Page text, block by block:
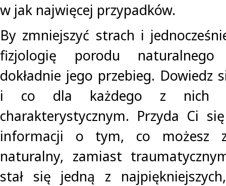
w jak najwięcej przypadków.
By zmniejszyć strach i
fizjologię porodu
dokładnie jego przebieg. Dowiedz
i co dla każdego z nich
charakterystycznym. Przyda Ci
informacji o tym, co możesz
naturalny, zamiast
stał się jedną z